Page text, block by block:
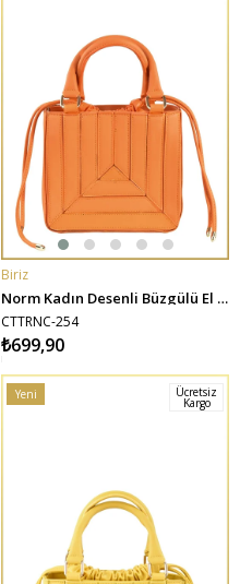
SEPETE EKLE
Biriz
Norm Kadın Desenli Büzgülü El ve Omuz Çantası - Turuncu
CTTRNC-254
₺699,90
Yeni
Ücretsiz
Kargo